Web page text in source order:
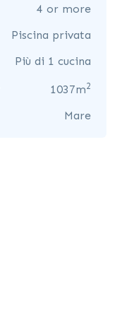
4 or more
Piscina privata
Più di 1 cucina
1037m2
Mare